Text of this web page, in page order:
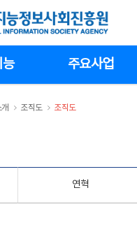
주요사업
>
조직도 >
조직도
연혁